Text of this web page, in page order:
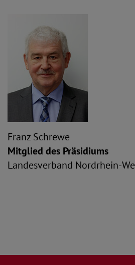
Franz Schrewe
Mitglied des Präsidiums
Landesverband Nordrhein-